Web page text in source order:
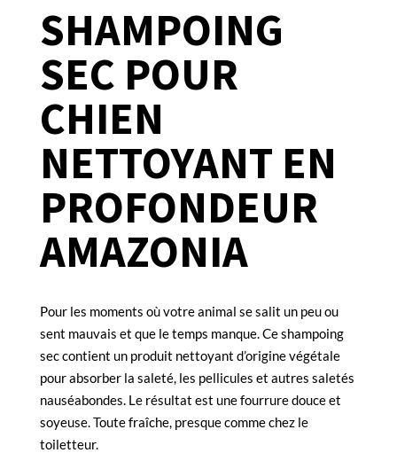
SHAMPOING
SEC POUR
CHIEN
NETTOYANT EN
PROFONDEUR
AMAZONIA
Pour les moments où votre animal se salit un peu ou
sent mauvais et que le temps manque. Ce shampoing
sec contient un produit nettoyant d’origine végétale
pour absorber la saleté, les pellicules et autres saletés
nauséabondes. Le résultat est une fourrure douce et
soyeuse. Toute fraîche, presque comme chez le
toiletteur.